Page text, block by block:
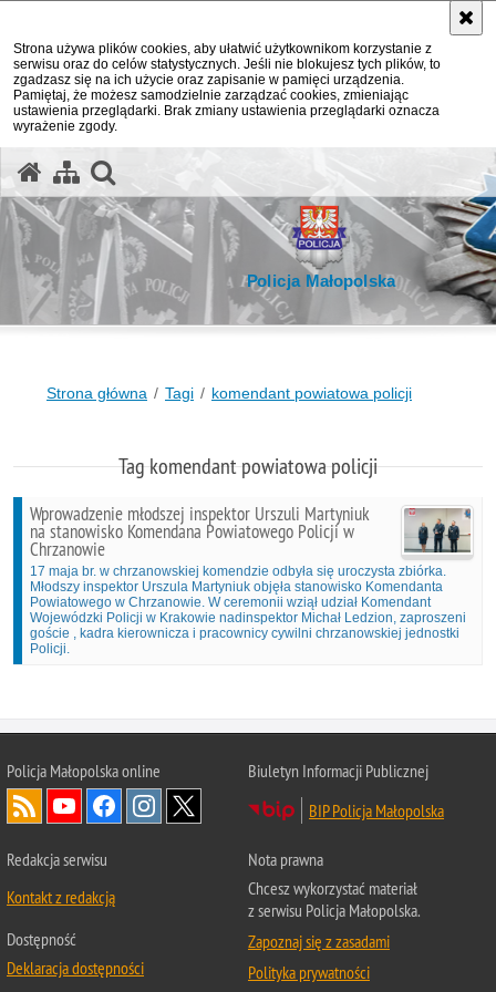
Strona używa plików cookies, aby ułatwić użytkownikom korzystanie z
serwisu oraz do celów statystycznych. Jeśli nie blokujesz tych plików, to
zgadzasz się na ich użycie oraz zapisanie w pamięci urządzenia.
Pamiętaj, że możesz samodzielnie zarządzać cookies, zmieniając
ustawienia przeglądarki. Brak zmiany ustawienia przeglądarki oznacza
wyrażenie zgody.
Policja Małopolska
Strona główna Tagi komendant powiatowa policji
Tag komendant powiatowa policji
Wprowadzenie młodszej inspektor Urszuli Martyniuk
na stanowisko Komendana Powiatowego Policji w
Chrzanowie
17 maja br. w chrzanowskiej komendzie odbyła się uroczysta zbiórka.
Młodszy inspektor Urszula Martyniuk objęła stanowisko Komendanta
Powiatowego w Chrzanowie. W ceremonii wziął udział Komendant
Wojewódzki Policji w Krakowie nadinspektor Michał Ledzion, zaproszeni
goście , kadra kierownicza i pracownicy cywilni chrzanowskiej jednostki
Policji.
Policja Małopolska online
Biuletyn Informacji Publicznej
BIP Policja Małopolska
Redakcja serwisu
Kontakt z redakcją
Dostępność
Deklaracja dostępności
Nota prawna
Chcesz wykorzystać materiał
z serwisu Policja Małopolska.
Zapoznaj się z zasadami
Polityka prywatności